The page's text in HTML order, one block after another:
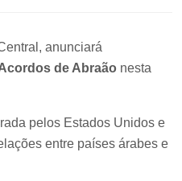
anunciará
de Abraão nesta
pelos Estados Unidos e
entre países árabes e